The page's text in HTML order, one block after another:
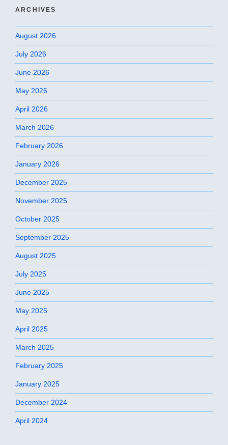
ARCHIVES
August 2026
July 2026
June 2026
May 2026
April 2026
March 2026
February 2026
January 2026
December 2025
November 2025
October 2025
September 2025
August 2025
July 2025
June 2025
May 2025
April 2025
March 2025
February 2025
January 2025
December 2024
April 2024